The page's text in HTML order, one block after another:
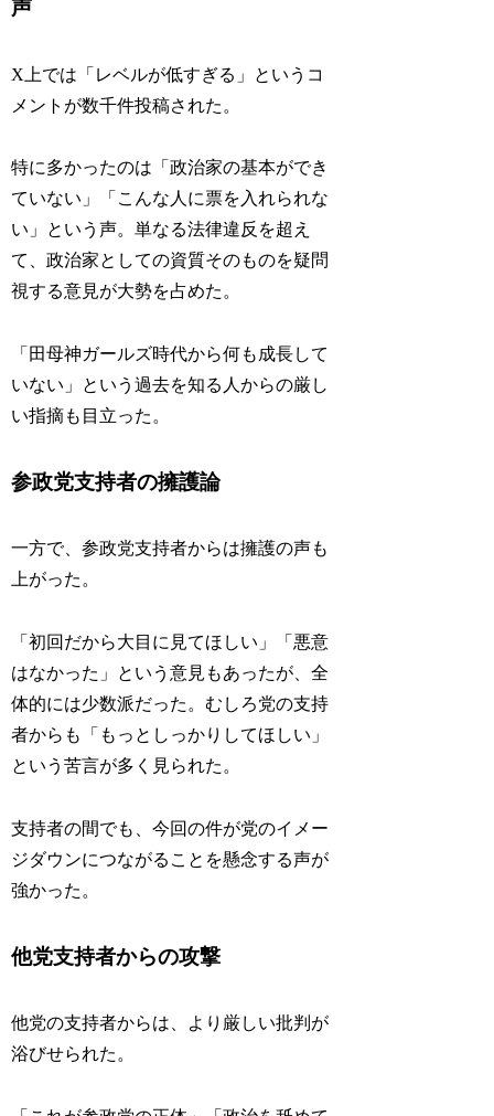
声
X上では「レベルが低すぎる」というコ
メントが数千件投稿された。
特に多かったのは「政治家の基本ができ
ていない」「こんな人に票を入れられな
い」という声。単なる法律違反を超え
て、政治家としての資質そのものを疑問
視する意見が大勢を占めた。
「田母神ガールズ時代から何も成長して
いない」という過去を知る人からの厳し
い指摘も目立った。
参政党支持者の擁護論
一方で、参政党支持者からは擁護の声も
上がった。
「初回だから大目に見てほしい」「悪意
はなかった」という意見もあったが、全
体的には少数派だった。むしろ党の支持
者からも「もっとしっかりしてほしい」
という苦言が多く見られた。
支持者の間でも、今回の件が党のイメー
ジダウンにつながることを懸念する声が
強かった。
他党支持者からの攻撃
他党の支持者からは、より厳しい批判が
浴びせられた。